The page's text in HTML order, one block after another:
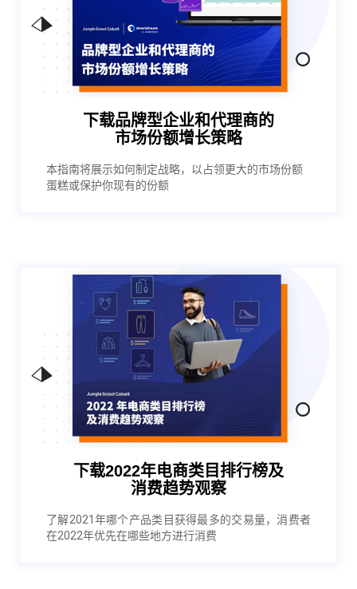
下载品牌型企业和代理商的
市场份额增长策略
本指南将展示如何制定战略，以占领更大的市场份额
蛋糕或保护你现有的份额
下载2022年电商类目排行榜及
消费趋势观察
了解2021年哪个产品类目获得最多的交易量，消费者
在2022年优先在哪些地方进行消费